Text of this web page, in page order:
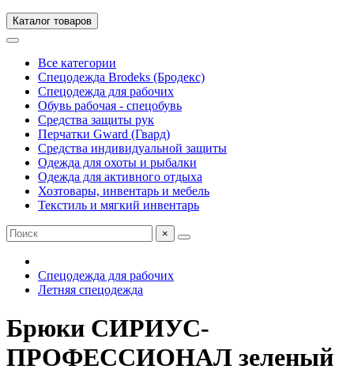
Каталог товаров
Все категории
Спецодежда Brodeks (Бродекс)
Спецодежда для рабочих
Обувь рабочая - спецобувь
Средства защиты рук
Перчатки Gward (Гвард)
Средства индивидуальной защиты
Одежда для охоты и рыбалки
Одежда для активного отдыха
Хозтовары, инвентарь и мебель
Текстиль и мягкий инвентарь
×
Спецодежда для рабочих
Летняя спецодежда
Брюки СИРИУС-
ПРОФЕССИОНАЛ зеленый